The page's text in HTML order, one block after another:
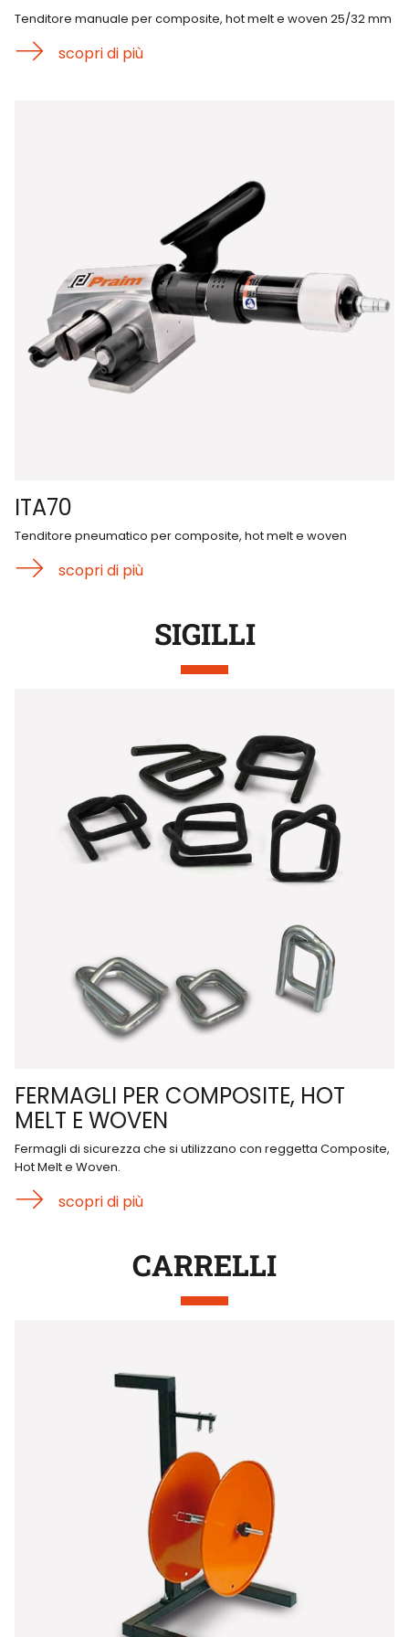
Tenditore manuale per composite, hot melt e woven 25/32 mm
scopri di più
ITA70
Tenditore pneumatico per composite, hot melt e woven
scopri di più
SIGILLI
FERMAGLI PER COMPOSITE, HOT
MELT E WOVEN
Fermagli di sicurezza che si utilizzano con reggetta Composite,
Hot Melt e Woven.
scopri di più
CARRELLI